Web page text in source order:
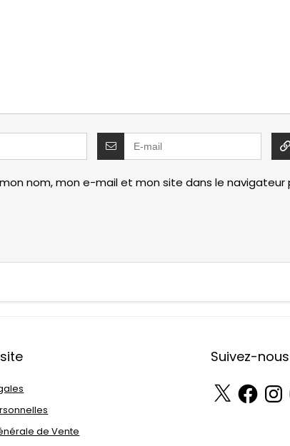
nom, mon e-mail et mon site dans le navigateur
de Vente
Suivez-nous
X Facebook